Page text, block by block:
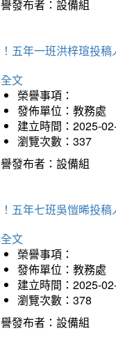
發布者：設備組
五年一班洪梓瑄投
文
榮譽事項：
發佈單位：教務處
建立時間：2025-
瀏覽次數：337
發布者：設備組
五年七班吳愷晞投
文
榮譽事項：
發佈單位：教務處
建立時間：2025-
瀏覽次數：378
發布者：設備組